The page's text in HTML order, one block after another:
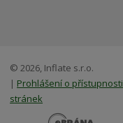
© 2026, Inflate s.r.o.
| Prohlášení o přístupnosti
stránek